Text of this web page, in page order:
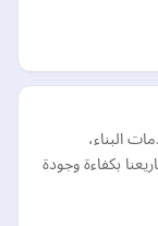
البناء،
بكفاءة وجودة